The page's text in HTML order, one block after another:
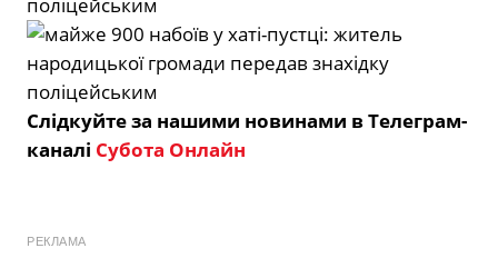
Слідкуйте за нашими новинами в Телеграм-
каналі Субота Онлайн
РЕКЛАМА